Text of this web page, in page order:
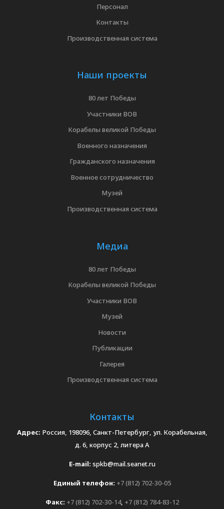
Персонал
Контакты
Производственная система
Наши проекты
80 лет Победы
Участники ВОВ
Корабелы великой Победы
Военного назначения
Гражданского назначения
Военное сотрудничество
Музей
Производственная система
Медиа
80 лет Победы
Корабелы великой Победы
Участники ВОВ
Музей
Новости
Публикации
Галерея
Производственная система
Контакты
Адрес: Россия, 198096, Санкт-Петербург, ул. Корабельная,
д. 6, корпус 2, литера А
E-mail: spkb@mail.seanet.ru
Единый телефон: +7 (812) 702-30-05
Факс: +7 (812) 702-30-14, +7 (812) 784-83-12